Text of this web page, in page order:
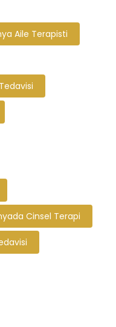
Aile Terapisti
Cinsel Terapi